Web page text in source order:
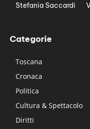
Stefania Saccardi
Categorie
Toscana
Cronaca
Politica
Cultura & Spettacolo
Diritti